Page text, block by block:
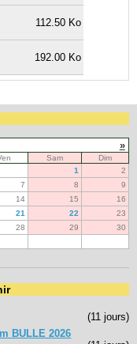
112.50 Ko
192.00 Ko
»
Sam
Dim
1
2
7 8
9
14 15
16
21 22
23
28 29
30
(11 jours)
BULLE 2026